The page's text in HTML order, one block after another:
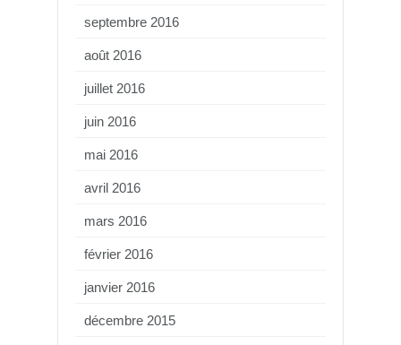
septembre 2016
août 2016
juillet 2016
juin 2016
mai 2016
avril 2016
mars 2016
février 2016
janvier 2016
décembre 2015